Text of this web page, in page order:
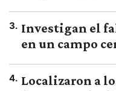
3. Investigan el
en un campo
4. Localizaron a